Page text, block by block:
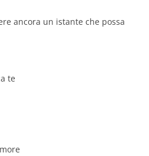
ancora un istante che possa
te